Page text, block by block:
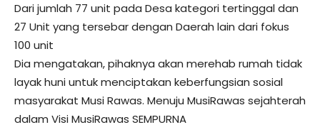
Dari jumlah 77 unit pada Desa kategori tertinggal dan
27 Unit yang tersebar dengan Daerah lain dari fokus
100 unit
Dia mengatakan, pihaknya akan merehab rumah tidak
layak huni untuk menciptakan keberfungsian sosial
masyarakat Musi Rawas. Menuju MusiRawas sejahterah
dalam Visi MusiRawas SEMPURNA